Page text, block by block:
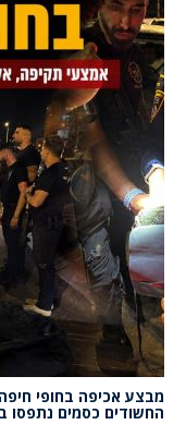
מבצע אכיפה בחופי
החשודים כסמים נתפסו